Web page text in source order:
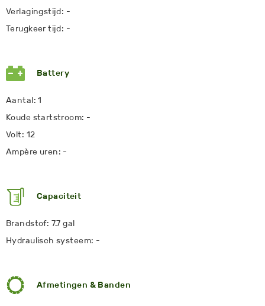
Verlagingstijd: -
Terugkeer tijd: -
Battery
Aantal: 1
Koude startstroom: -
Volt: 12
Ampère uren: -
Capaciteit
Brandstof: 7.7 gal
Hydraulisch systeem: -
Afmetingen & Banden